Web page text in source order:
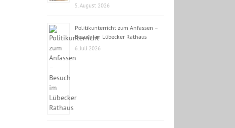
5. August 2026
Politikunterricht zum Anfassen –
Besuch im Lübecker Rathaus
6. Juli 2026